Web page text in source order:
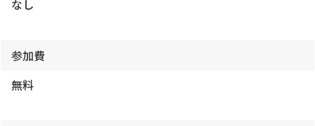
なし
参加費
無料